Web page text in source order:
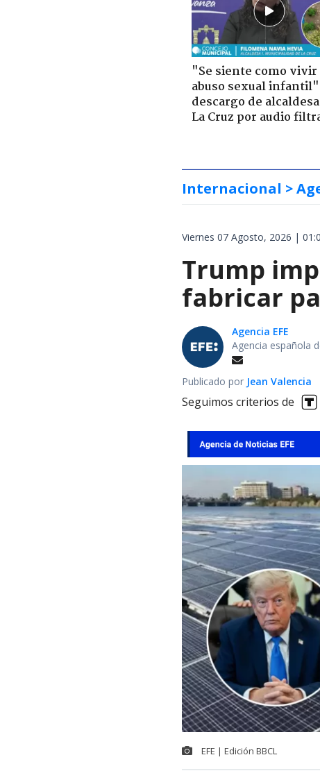
"Se siente como vivir
abuso sexual
descargo de
La Cruz por audio
Internacional >
Viernes 07 Agosto, 2026 |
Trump
fabricar
Agencia EFE
Agencia española
Publicado por Jean Valencia
Seguimos criterios de
EFE | Edición BBCL